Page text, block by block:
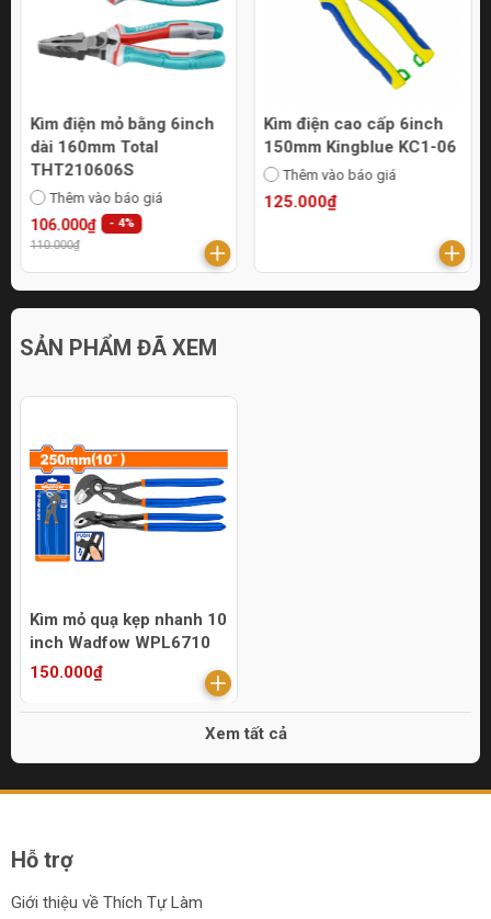
Kìm điện mỏ bằng 6inch
dài 160mm Total
THT210606S
Thêm vào báo giá
106.000₫
110.000₫
- 4%
Kìm điện cao cấp 6inch
150mm Kingblue KC1-06
Thêm vào báo giá
125.000₫
SẢN PHẨM ĐÃ XEM
Kìm mỏ quạ kẹp nhanh 10
inch Wadfow WPL6710
150.000₫
Xem tất cả
Hỗ trợ
Giới thiệu về Thích Tự Làm